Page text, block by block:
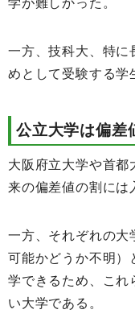
学が難しかった。
一方、技科大、特に
めとして受験する学
公立大学は偏差
大阪府立大学や首都
来の偏差値の割には
一方、それぞれの大
可能かどうか不明）
学できるため、これ
い大学である。